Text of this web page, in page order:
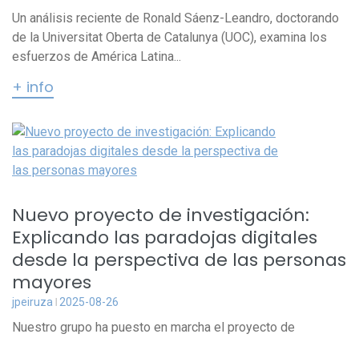
Un análisis reciente de Ronald Sáenz-Leandro, doctorando
de la Universitat Oberta de Catalunya (UOC), examina los
esfuerzos de América Latina...
+ info
Nuevo proyecto de investigación:
Explicando las paradojas digitales
desde la perspectiva de las personas
mayores
jpeiruza 2025-08-26
Nuestro grupo ha puesto en marcha el proyecto de